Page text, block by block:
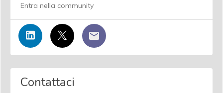
Entra nella community
Contattaci